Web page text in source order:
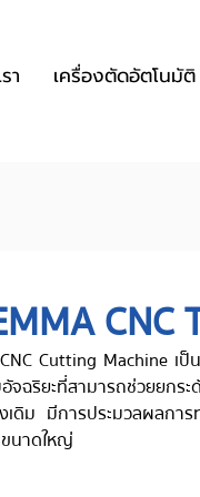
า เครื่องตัดอัตโนมัติ
CNC
ฉริยะที่สามารถช่วยยกร
ดิม มีการประมวลผลกา
นาดใหญ่